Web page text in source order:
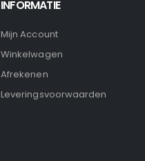
INFORMATIE
Mijn Account
Winkelwagen
Afrekenen
Leveringsvoorwaarden